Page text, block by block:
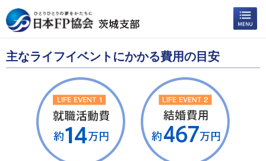
主なライフイベントにかかる費用の目安